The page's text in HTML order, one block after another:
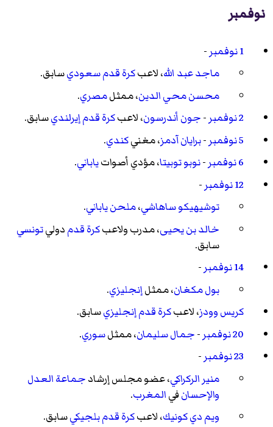
نوفمبر
1 نوفمبر
-
ماجد عبد الله، لاعبكرة قدمسعوديسابق.
محسن محي الدين، ممثلمصري.
2 نوفمبر
-جون أندرسون، لاعبكرة قدمإيرلنديسابق.
5 نوفمبر
-برايان آدمز، مغنيكندي.
6 نوفمبر
-نوبو توبيتا، مؤدي أصواتياباني.
12 نوفمبر
-
توشيهيكو ساهاشي،ملحنياباني.
خالد بن يحيى، مدرب ولاعبكرة قدمدوليتونسي
سابق.
14 نوفمبر
-
بول مكغان، ممثلإنجليزي.
كريس وودز، لاعبكرة قدمإنجليزيسابق.
20 نوفمبر
-جمال سليمان، ممثلسوري.
23 نوفمبر
-
منير الركراكي، عضو مجلس إرشادجماعة العدل
والإحسانفيالمغرب.
ويم دي كونيك، لاعبكرة قدمبلجيكيسابق.